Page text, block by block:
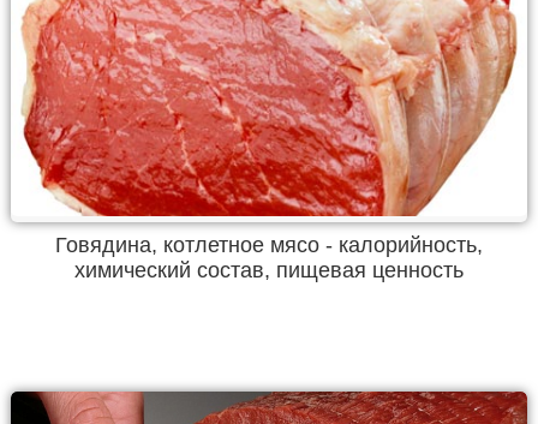
Говядина, котлетное мясо - калорийность,
химический состав, пищевая ценность